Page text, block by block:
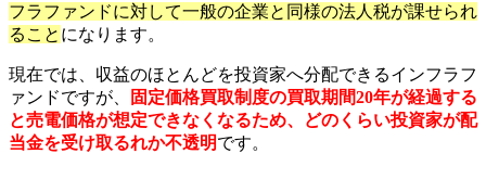
フラファンドに対して一般の企業と同様の法人税が課せられ
ること になります。
現在では、収益のほとんどを投資家へ分配できるインフラフ
ァンドですが、
固定価格買取制度の買取期間20年が経過する
と売電価格が想定できなくなるため、どのくらい投資家が配
当金を受け取るれか不透明です。